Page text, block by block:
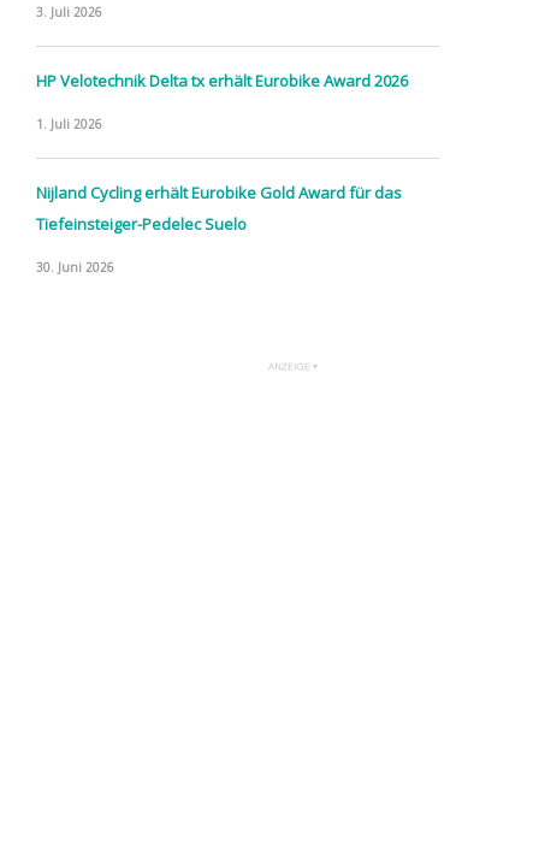
3. Juli 2026
HP Velotechnik Delta tx erhält Eurobike Award 2026
1. Juli 2026
Nijland Cycling erhält Eurobike Gold Award für das
Tiefeinsteiger-Pedelec Suelo
30. Juni 2026